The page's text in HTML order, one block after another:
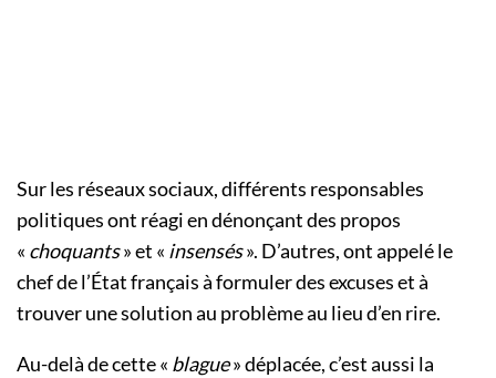
Sur les réseaux sociaux, différents responsables
politiques ont réagi en dénonçant des propos
« choquants» et « insensés». D’autres, ont appelé le
chef de l’État français à formuler des excuses et à
trouver une solution au problème au lieu d’en rire.
Au-delà de cette « blague» déplacée, c’est aussi la